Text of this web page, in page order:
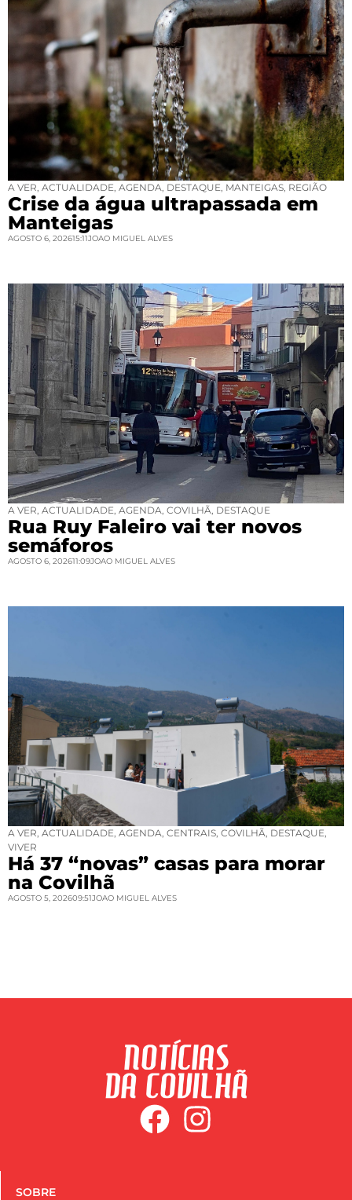
A VER, ACTUALIDADE, AGENDA, DESTAQUE, MANTEIGAS, REGIÃO
Crise da água ultrapassada em
Manteigas
AGOSTO 6, 202615:11JOAO MIGUEL ALVES
A VER, ACTUALIDADE, AGENDA, COVILHÃ, DESTAQUE
Rua Ruy Faleiro vai ter novos
semáforos
AGOSTO 6, 202611:09JOAO MIGUEL ALVES
A VER, ACTUALIDADE, AGENDA, CENTRAIS, COVILHÃ, DESTAQUE,
VIVER
Há 37 “novas” casas para morar
na Covilhã
AGOSTO 5, 202609:51JOAO MIGUEL ALVES
SOBRE